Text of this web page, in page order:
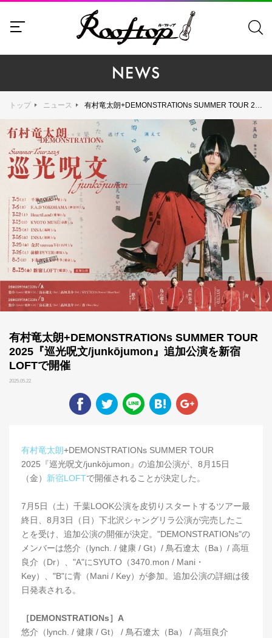
NEWS
トップ ニュース 有村竜太朗+DEMONSTRATIONs SUMMER TOUR 2025『巡光呪文/junkōjumon』追加公演を新宿LOFTで開催
有村竜太朗+DEMONSTRATIONs SUMMER TOUR
2025『巡光呪文/junkōjumon』追加公演を新宿
LOFTで開催
2025.05.22
有村竜太朗+DEMONSTRATIONs SUMMER TOUR
2025『巡光呪文/junkōjumon』の追加公演が、8月15日
（金） 新宿LOFTで開催されることが決定した。
7月5日（土）千葉LOOK公演を皮切りスタートするツアー最
終日、8月3日（日）下北沢シャングリラ公演が完売したこ
とを受け、追加公演の開催が決定。"DEMONSTRATIONs"の
メンバーは悠介（lynch. / 健康 / Gt）/ 鳥石遼太（Ba）/ 高垣
良介（Dr）、"A"にSYUTO（3470.mon / Mani・
Key）、"B"に青（Mani / Key）が参加。追加公演の詳細は後
日発表される。
［DEMONSTRATIONs］A
悠介（lynch. / 健康 / Gt） / 鳥石遼太（Ba） / 高垣良介